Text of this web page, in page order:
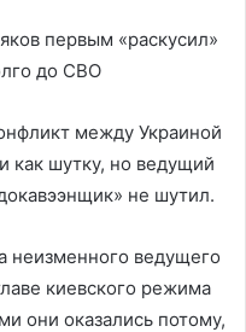
между Украиной
как шутку, но ведущий
не шутил.
неизменного ведущего
киевского режима
они оказались потому,